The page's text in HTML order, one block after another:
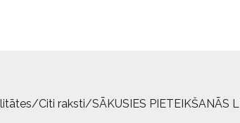
/Citi raksti/SĀKUSIES PIETEIKŠANĀS